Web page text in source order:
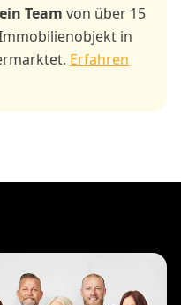
Team von über 15
in
Erfahren